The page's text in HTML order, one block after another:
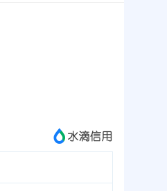
成为vip查看